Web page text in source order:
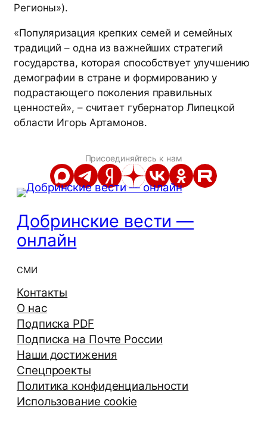
Регионы»).
«Популяризация крепких семей и семейных
традиций – одна из важнейших стратегий
государства, которая способствует улучшению
демографии в стране и формированию у
подрастающего поколения правильных
ценностей», – считает губернатор Липецкой
области Игорь Артамонов.
Присоединяйтесь к нам
Добринские вести —
онлайн
СМИ
Контакты
О нас
Подписка PDF
Подписка на Почте России
Наши достижения
Спецпроекты
Политика конфиденциальности
Использование cookie